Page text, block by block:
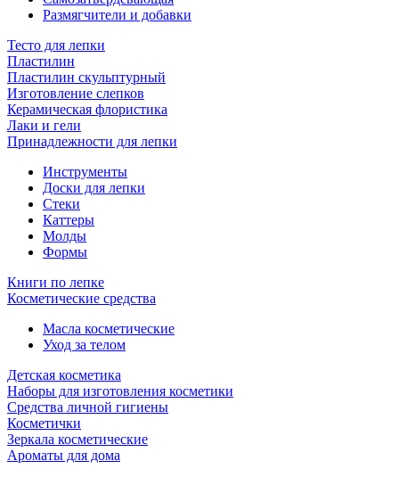
Размягчители и добавки
Тесто для лепки
Пластилин
Пластилин скульптурный
Изготовление слепков
Керамическая флористика
Лаки и гели
Принадлежности для лепки
Инструменты
Доски для лепки
Стеки
Каттеры
Молды
Формы
Книги по лепке
Косметические средства
Масла косметические
Уход за телом
Детская косметика
Наборы для изготовления косметики
Средства личной гигиены
Косметички
Зеркала косметические
Ароматы для дома